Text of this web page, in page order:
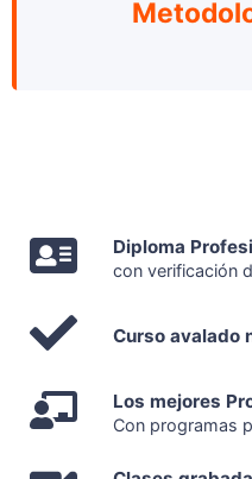
Diploma
con verificación
Curso avalado
Los mejores
Con programas